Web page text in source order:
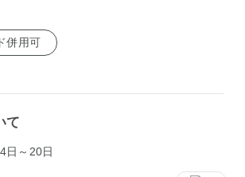
併用可
て
日～20日